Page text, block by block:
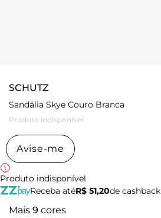
SCHUTZ
Sandália Skye Couro Branca
Produto indisponível
Avise-me
Produto indisponível
Receba atéR$ 51,20de cashback
Mais 9 cores